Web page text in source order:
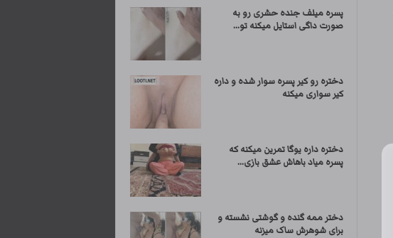
پسره میلف جنده حشری رو به
صورت داگی استایل میکنه تو...
دختره رو کیر پسره سوار شده و داره
کیر سواری میکنه
دختره داره یوگا تمرین میکنه که
پسره میاد باهاش عشق بازی...
دختر ممه گنده و گوشتی نشسته و
برای شوهرش ساک میزنه